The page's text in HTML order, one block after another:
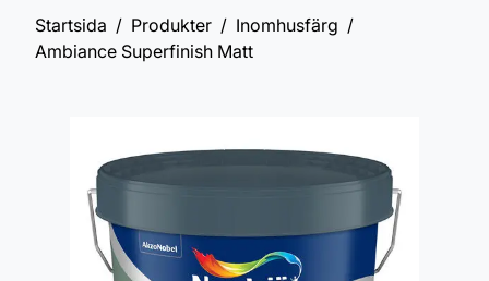
Startsida Produkter
Inomhusfärg
Ambiance Superfinish Matt